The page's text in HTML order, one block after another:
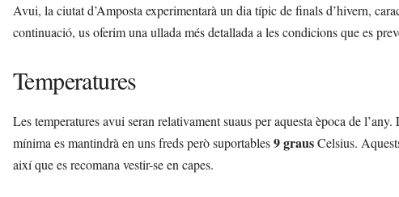
Avui, la ciutat d’Amposta experimentarà un dia típic de finals d’hivern,
continuació, us oferim una ullada més detallada a les condicions que es
Temperatures
Les temperatures avui seran relativament suaus per aquesta època de
mínima es mantindrà en uns freds però suportables9 grausCelsius.
així que es recomana vestir-se en capes.